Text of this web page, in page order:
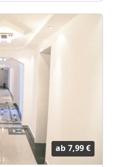
ab 7,99 €